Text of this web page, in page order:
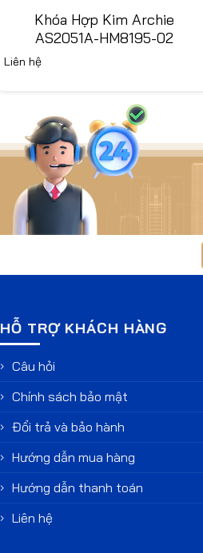
Khóa Hợp Kim Archie
AS2051A-HM8195-02
Liên hệ
HỖ TRỢ KHÁCH HÀNG
Câu hỏi
Chính sách bảo mật
Đổi trả và bảo hành
Hướng dẫn mua hàng
Hướng dẫn thanh toán
Liên hệ